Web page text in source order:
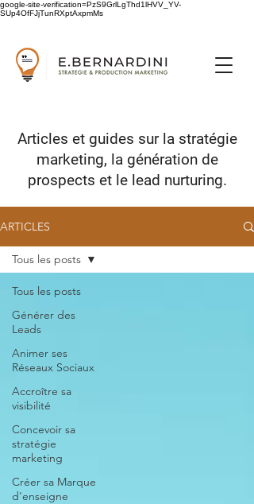
google-site-verification=PzS9GrlLgThd1lHVV_YV-
SUp4OfFJjTunRXptAxpmMs
Articles et guides surla stratégie
marketing, la génération de
prospects et le lead nurturing.
ARTICLES
Tous les posts
Générer des
Leads
Animer ses
Réseaux Sociaux
Accroître sa
visibilité
Concevoir sa
stratégie
marketing
Créer sa Marque
d'enseigne
Tous les posts